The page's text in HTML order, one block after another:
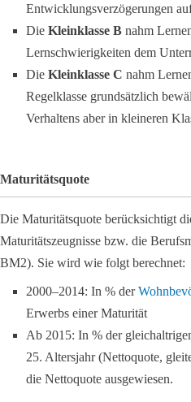
Entwicklungsverzögerungen
Die Kleinklasse B nahm
Lernschwierigkeiten dem
Die Kleinklasse C nahm
Regelklasse grundsätzlich
Verhaltens aber in kleineren
Maturitätsquote
Die Maturitätsquote berücksichtigt
Maturitätszeugnisse bzw. die
BM2). Sie wird wie folgt berechnet:
2000–2014: In % der
Erwerbs einer Maturität
Ab 2015: In % der
25. Altersjahr (Nettoquote,
die Nettoquote ausgewiesen.